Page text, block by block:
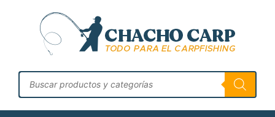
contenido
Búsqueda
de
productos